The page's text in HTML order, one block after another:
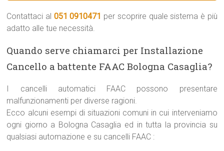
Contattaci al 051 0910471 per scoprire quale sistema è più
adatto alle tue necessità.
Quando serve chiamarci per Installazione
Cancello a battente FAAC Bologna Casaglia?
I cancelli automatici FAAC possono presentare
malfunzionamenti per diverse ragioni.
Ecco alcuni esempi di situazioni comuni in cui interveniamo
ogni giorno a Bologna Casaglia ed in tutta la provincia su
qualsiasi automazione e su cancelli FAAC :